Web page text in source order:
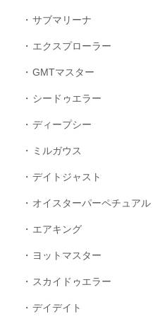
サブマリーナ
エクスプローラー
GMTマスター
シードゥエラー
ディープシー
ミルガウス
デイトジャスト
オイスターパーペチュアル
エアキング
ヨットマスター
スカイドゥエラー
デイデイト